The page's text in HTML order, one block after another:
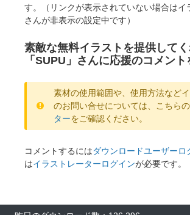
す。（リンクが表示されていない場合はイ
さんが非表示の設定中です）
素敵な無料イラストを提供して
「SUPU」さんに応援のコメント
素材の使用範囲や、使用方法など
のお問い合せについては、こちらの
ターをご確認ください。
コメントするにはダウンロードユーザーロ
はイラストレーターログインが必要です。